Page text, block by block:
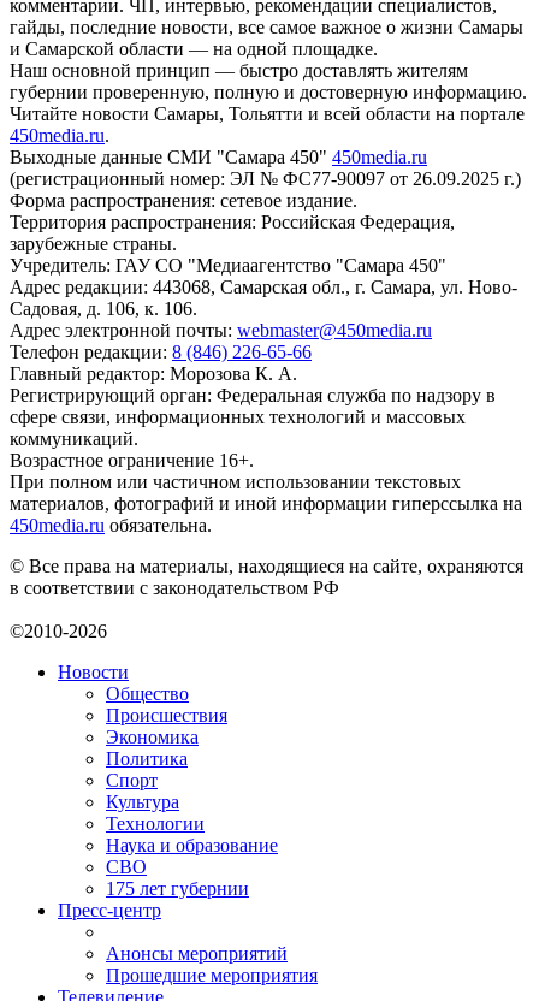
комментарии. ЧП, интервью, рекомендации специалистов,
гайды, последние новости, все самое важное о жизни Самары
и Самарской области — на одной площадке.
Наш основной принцип — быстро доставлять жителям
губернии проверенную, полную и достоверную информацию.
Читайте новости Самары, Тольятти и всей области на портале
450media.ru.
Выходные данные СМИ "Самара 450" 450media.ru
(регистрационный номер: ЭЛ № ФС77-90097 от 26.09.2025 г.)
Форма распространения: сетевое издание.
Территория распространения: Российская Федерация,
зарубежные страны.
Учредитель: ГАУ СО "Медиаагентство "Самара 450"
Адрес редакции: 443068, Самарская обл., г. Самара, ул. Ново-
Садовая, д. 106, к. 106.
Адрес электронной почты: webmaster@450media.ru
Телефон редакции: 8 (846) 226-65-66
Главный редактор: Морозова К. А.
Регистрирующий орган: Федеральная служба по надзору в
сфере связи, информационных технологий и массовых
коммуникаций.
Возрастное ограничение 16+.
При полном или частичном использовании текстовых
материалов, фотографий и иной информации гиперссылка на
450media.ru обязательна.
© Все права на материалы, находящиеся на сайте, охраняются
в соответствии с законодательством РФ
©2010-2026
Новости
Общество
Происшествия
Экономика
Политика
Спорт
Культура
Технологии
Наука и образование
СВО
175 лет губернии
Пресс-центр
Анонсы мероприятий
Прошедшие мероприятия
Телевидение